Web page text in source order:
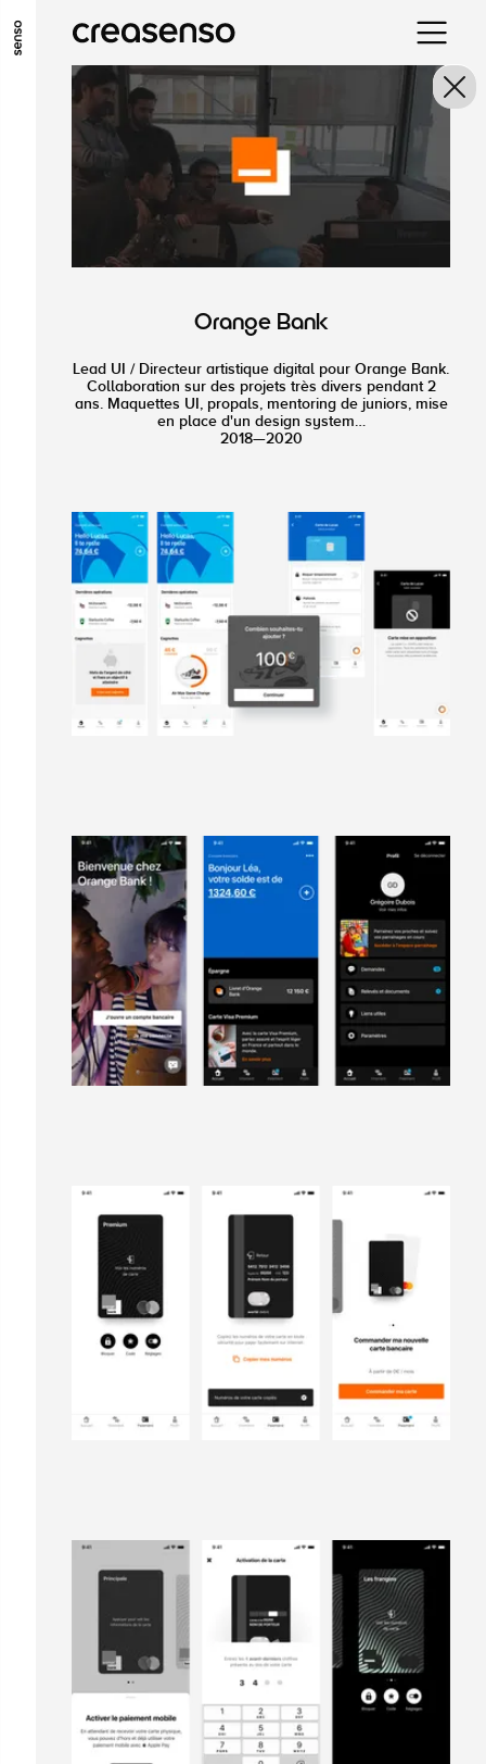
ALLER AU CONTENU PRINCIPAL
ALLER AU MENU PRINCIPAL
ALLER EN BAS DE PAGE
Orange Bank
Lead UI / Directeur artistique digital pour Orange Bank.
Collaboration sur des projets très divers pendant 2
ans. Maquettes UI, propals, mentoring de juniors, mise
en place d'un design system…
2018—2020